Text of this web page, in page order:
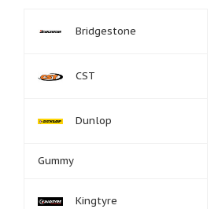
Bridgestone
CST
Dunlop
Gummy
Kingtyre